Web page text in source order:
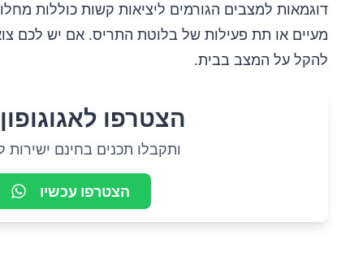
דוגמאות למצבים הגורמים ליציאות קשות כוללות
מעיים או תת פעילות של בלוטת התריס. אם יש לכם
להקל על המצב בבית.
הצטרפו
ותקבלו תכנים בחינם ישירות
הצטרפו עכשיו